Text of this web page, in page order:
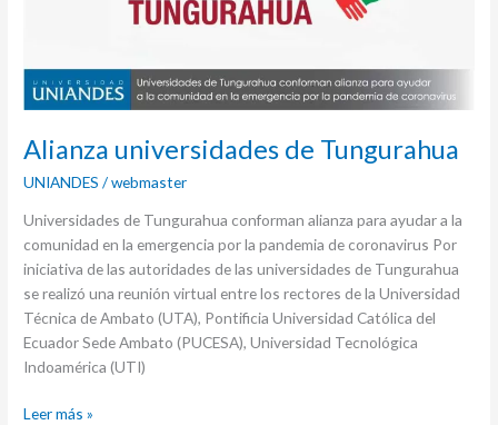
Alianza universidades de Tungurahua
UNIANDES /webmaster
Universidades de Tungurahua conforman alianza para ayudar a la
comunidad en la emergencia por la pandemia de coronavirus Por
iniciativa de las autoridades de las universidades de Tungurahua
se realizó una reunión virtual entre los rectores de la Universidad
Técnica de Ambato (UTA), Pontificia Universidad Católica del
Ecuador Sede Ambato (PUCESA), Universidad Tecnológica
Indoamérica (UTI)
Leer más »